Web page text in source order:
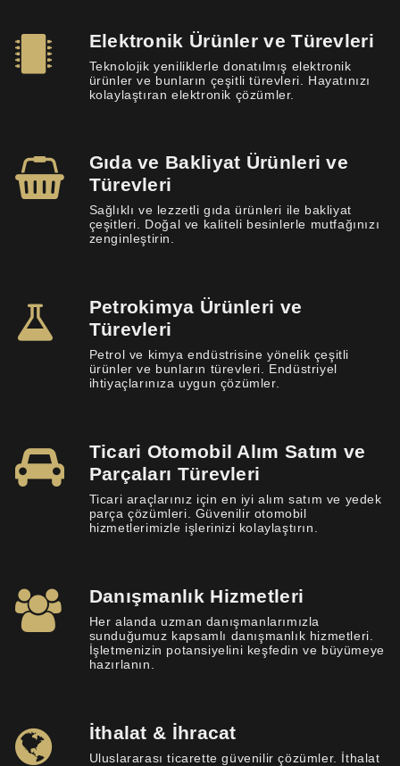
Elektronik Ürünler ve Türevleri
Teknolojik yeniliklerle donatılmış elektronik
ürünler ve bunların çeşitli türevleri. Hayatınızı
kolaylaştıran elektronik çözümler.
Gıda ve Bakliyat Ürünleri ve
Türevleri
Sağlıklı ve lezzetli gıda ürünleri ile bakliyat
çeşitleri. Doğal ve kaliteli besinlerle mutfağınızı
zenginleştirin.
Petrokimya Ürünleri ve
Türevleri
Petrol ve kimya endüstrisine yönelik çeşitli
ürünler ve bunların türevleri. Endüstriyel
ihtiyaçlarınıza uygun çözümler.
Ticari Otomobil Alım Satım ve
Parçaları Türevleri
Ticari araçlarınız için en iyi alım satım ve yedek
parça çözümleri. Güvenilir otomobil
hizmetlerimizle işlerinizi kolaylaştırın.
Danışmanlık Hizmetleri
Her alanda uzman danışmanlarımızla
sunduğumuz kapsamlı danışmanlık hizmetleri.
İşletmenizin potansiyelini keşfedin ve büyümeye
hazırlanın.
İthalat & İhracat
Uluslararası ticarette güvenilir çözümler. İthalat